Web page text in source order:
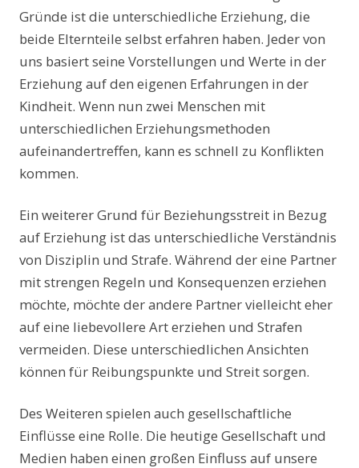
Gründe ist die unterschiedliche Erziehung, die
beide Elternteile selbst erfahren haben. Jeder von
uns basiert seine Vorstellungen und Werte in der
Erziehung auf den eigenen Erfahrungen in der
Kindheit. Wenn nun zwei Menschen mit
unterschiedlichen Erziehungsmethoden
aufeinandertreffen, kann es schnell zu Konflikten
kommen.
Ein weiterer Grund für Beziehungsstreit in Bezug
auf Erziehung ist das unterschiedliche Verständnis
von Disziplin und Strafe. Während der eine Partner
mit strengen Regeln und Konsequenzen erziehen
möchte, möchte der andere Partner vielleicht eher
auf eine liebevollere Art erziehen und Strafen
vermeiden. Diese unterschiedlichen Ansichten
können für Reibungspunkte und Streit sorgen.
Des Weiteren spielen auch gesellschaftliche
Einflüsse eine Rolle. Die heutige Gesellschaft und
Medien haben einen großen Einfluss auf unsere